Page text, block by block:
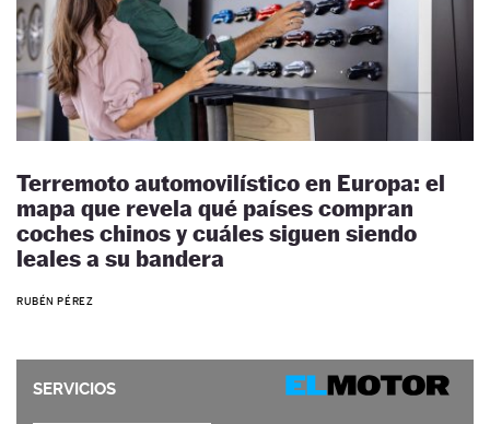
Terremoto automovilístico en Europa: el
mapa que revela qué países compran
coches chinos y cuáles siguen siendo
leales a su bandera
RUBÉN PÉREZ